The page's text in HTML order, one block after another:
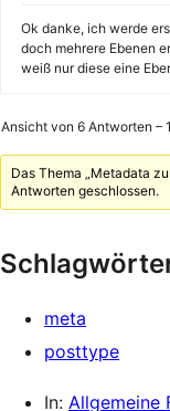
Ok danke, ich werde
doch mehrere Ebenen
weiß nur diese eine
Ansicht von 6 Antworten –
Das Thema „Metadata
Antworten geschlossen.
meta
posttype
In: Allgemeine